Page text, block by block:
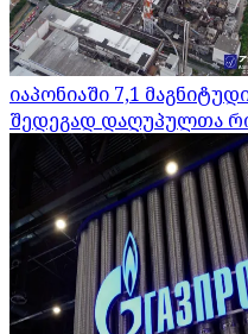
იაპონიაში 7,1
შედეგად დაღუპულთა